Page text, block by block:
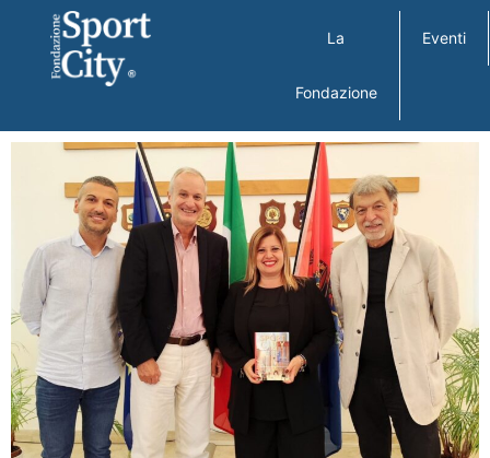
La
Fondazione
Eventi